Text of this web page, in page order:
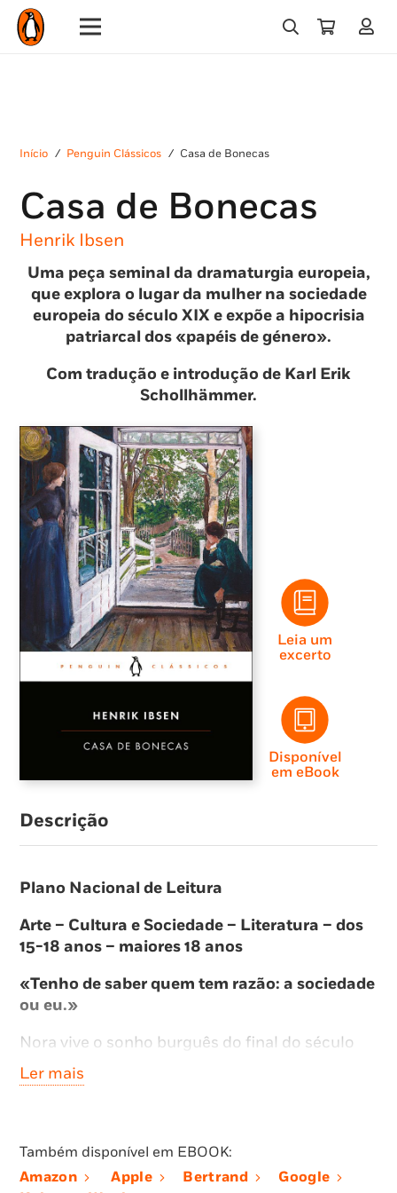
Início / Penguin Clássicos / Casa de Bonecas
Casa de Bonecas
Henrik Ibsen
Uma peça seminal da dramaturgia europeia,
que explora o lugar da mulher na sociedade
europeia do século XIX e expõe a hipocrisia
patriarcal dos «papéis de género».
Com tradução e introdução de Karl Erik
Schollhämmer.
Leia um
excerto
Disponível
em eBook
Descrição
Plano Nacional de Leitura
Arte – Cultura e Sociedade – Literatura – dos
15-18 anos – maiores 18 anos
«Tenho de saber quem tem razão: a sociedade
ou eu.»
Nora vive o sonho burguês do final do século
XIX: casada com um quadro superior num
banco, tem 3 filhos e vive uma vida desafogada.
para as mãos da justiça, condenando assim a
família à desgraça. O terror anunciado chegará
Ler mais
Também disponível em EBOOK:
Amazon
Apple Bertrand
Google